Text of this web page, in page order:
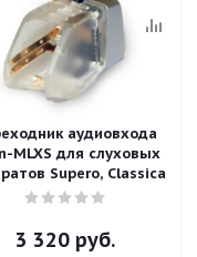
аудиовхода
MLXS для слуховых
Supero, Classica
3 320 руб.